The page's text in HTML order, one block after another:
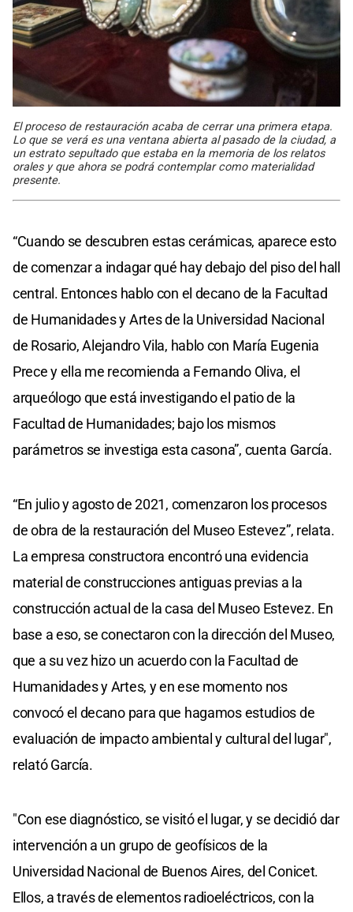
El proceso de restauración acaba de cerrar una primera etapa.
Lo que se verá es una ventana abierta al pasado de la ciudad, a
un estrato sepultado que estaba en la memoria de los relatos
orales y que ahora se podrá contemplar como materialidad
presente.
“Cuando se descubren estas cerámicas, aparece esto
de comenzar a indagar qué hay debajo del piso del hall
central. Entonces hablo con el decano de la Facultad
de Humanidades y Artes de la Universidad Nacional
de Rosario, Alejandro Vila, hablo con María Eugenia
Prece y ella me recomienda a Fernando Oliva, el
arqueólogo que está investigando el patio de la
Facultad de Humanidades; bajo los mismos
parámetros se investiga esta casona”, cuenta García.
“En julio y agosto de 2021, comenzaron los procesos
de obra de la restauración del Museo Estevez”, relata.
La empresa constructora encontró una evidencia
material de construcciones antiguas previas a la
construcción actual de la casa del Museo Estevez. En
base a eso, se conectaron con la dirección del Museo,
que a su vez hizo un acuerdo con la Facultad de
Humanidades y Artes, y en ese momento nos
convocó el decano para que hagamos estudios de
evaluación de impacto ambiental y cultural del lugar",
relató García.
"Con ese diagnóstico, se visitó el lugar, y se decidió dar
intervención a un grupo de geofísicos de la
Universidad Nacional de Buenos Aires, del Conicet.
Ellos, a través de elementos radioeléctricos, con la